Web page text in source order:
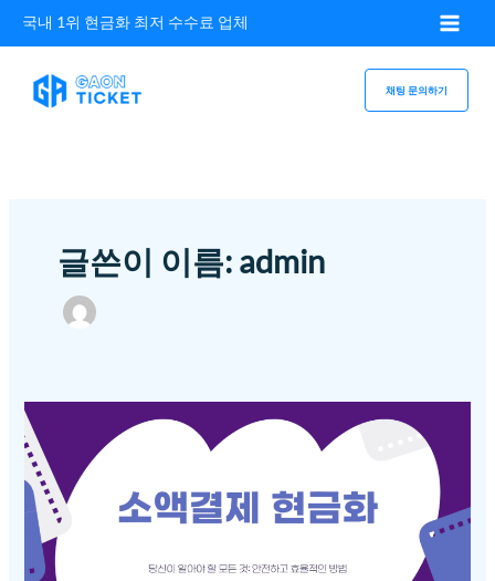
콘텐츠로
국내 1위 현금화 최저 수수료 업체
채팅 문의하기
글쓴이 이름: admin
2025
소액결제현금화
시
꼭
알아야
할
5가지